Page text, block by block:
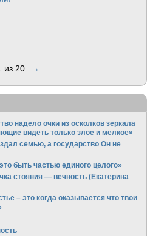
из 20 →
надело очки из осколков зеркала
видеть только злое и мелкое»
семью, а государство Он не
быть частью единого целого»
стояния — вечность (Екатерина
– это когда оказывается что твои